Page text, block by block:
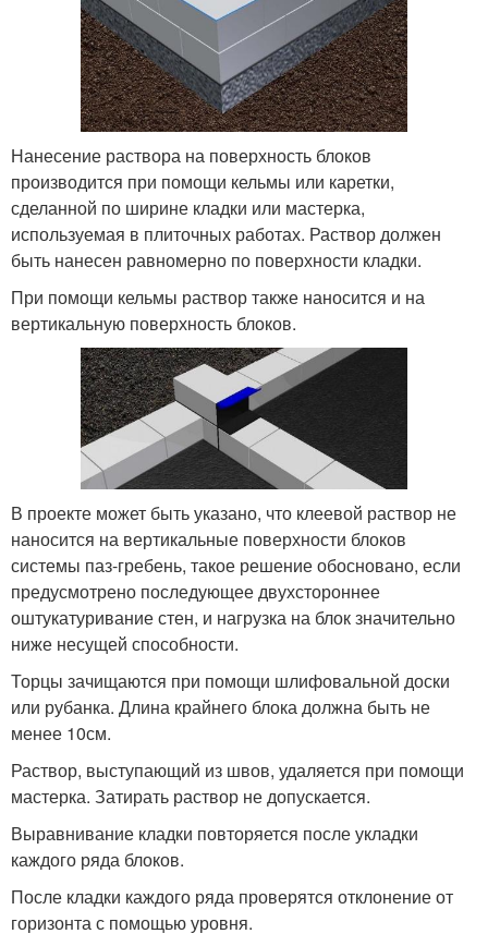
Нанесение раствора на поверхность блоков
производится при помощи кельмы или каретки,
сделанной по ширине кладки или мастерка,
используемая в плиточных работах. Раствор должен
быть нанесен равномерно по поверхности кладки.
При помощи кельмы раствор также наносится и на
вертикальную поверхность блоков.
В проекте может быть указано, что клеевой раствор не
наносится на вертикальные поверхности блоков
системы паз-гребень, такое решение обосновано, если
предусмотрено последующее двухстороннее
оштукатуривание стен, и нагрузка на блок значительно
ниже несущей способности.
Торцы зачищаются при помощи шлифовальной доски
или рубанка. Длина крайнего блока должна быть не
менее 10см.
Раствор, выступающий из швов, удаляется при помощи
мастерка. Затирать раствор не допускается.
Выравнивание кладки повторяется после укладки
каждого ряда блоков.
После кладки каждого ряда проверятся отклонение от
горизонта с помощью уровня.